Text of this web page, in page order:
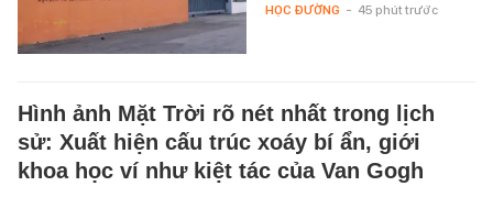
HỌC ĐƯỜNG - 45 phút trước
Hình ảnh Mặt Trời rõ nét nhất trong lịch
sử: Xuất hiện cấu trúc xoáy bí ẩn, giới
khoa học ví như kiệt tác của Van Gogh